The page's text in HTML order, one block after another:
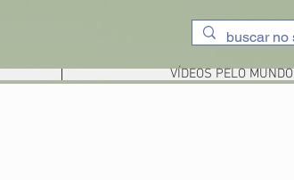
VÍDEOS PELO MUNDO